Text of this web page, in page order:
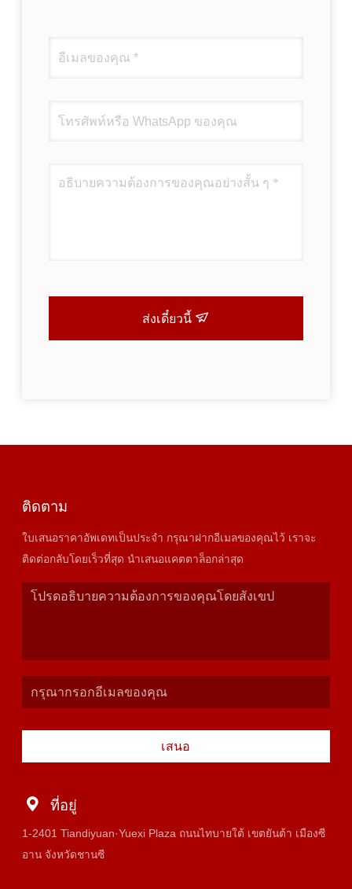
ส่งเดี๋ยวนี้
ติดตาม
ใบเสนอราคาอัพเดทเป็นประจำ กรุณาฝากอีเมลของคุณไว้ เราจะ
ติดต่อกลับโดยเร็วที่สุด นำเสนอแคตตาล็อกล่าสุด
เสนอ
ที่อยู่
1-2401 Tiandiyuan·Yuexi Plaza ถนนไทบายใต้ เขตยันต้า เมืองซี
อาน จังหวัดชานซี